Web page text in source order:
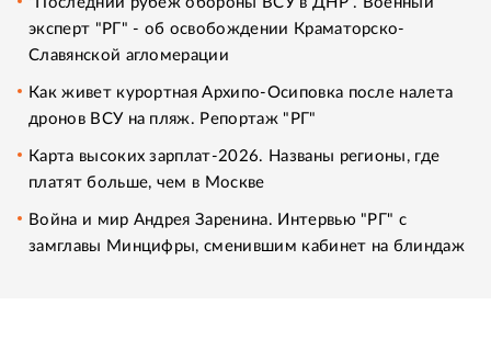
эксперт "РГ" - об освобождении Краматорско-
Славянской агломерации
Как живет курортная Архипо-Осиповка после налета
дронов ВСУ на пляж. Репортаж "РГ"
Карта высоких зарплат-2026. Названы регионы, где
платят больше, чем в Москве
Война и мир Андрея Заренина. Интервью "РГ" с
замглавы Минцифры, сменившим кабинет на блиндаж